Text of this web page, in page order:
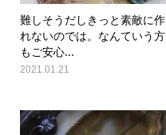
難しそうだしきっと素敵に作
れないのでは。なんていう方
もご安心...
2021.01.21